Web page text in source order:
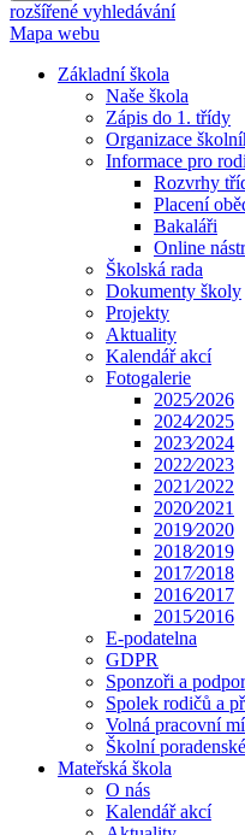
rozšířené vyhledávání
Mapa webu
Základní škola
Naše škola
Zápis do 1. třídy
Organizace
Informace pro
Rozvrhy
Placení
Bakaláři
Online
Školská rada
Dokumenty školy
Projekty
Aktuality
Kalendář akcí
Fotogalerie
2025⁄2026
2024⁄2025
2023⁄2024
2022⁄2023
2021⁄2022
2020⁄2021
2019⁄2020
2018⁄2019
2017⁄2018
2016⁄2017
2015⁄2016
E-podatelna
GDPR
Sponzoři a
Spolek rodičů a
Volná pracovní
Školní
Mateřská škola
O nás
Kalendář akcí